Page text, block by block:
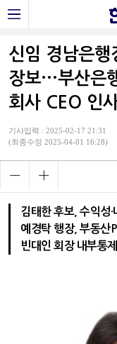
신임 경남은
장보···부산
회사 CEO 인
기사입력 : 2025-02-17 21:31
(최종수정 2025-04-01 16:28)
김태한 후보, 수익성
예경탁 행장, 부동산
빈대인 회장 내부통